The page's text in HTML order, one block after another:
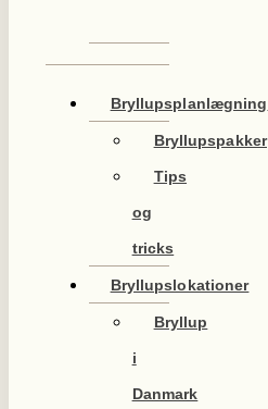
Bryllupsplanlægning
Bryllupspakker
Tips
og
tricks
Bryllupslokationer
Bryllup
i
Danmark